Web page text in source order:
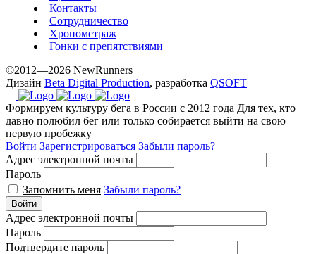
Контакты
Сотрудничество
Хронометраж
Гонки с препятствиями
©2012—2026 NewRunners
Дизайн Beta Digital Production, разработка QSOFT
Формируем культуру бега в России с 2012 года Для тех, кто
давно полюбил бег или только собирается выйти на свою
первую пробежку
Войти Зарегистрироваться Забыли пароль?
Адрес электронной почты
Пароль
Запомнить меня Забыли пароль?
Войти
Адрес электронной почты
Пароль
Подтвердите пароль